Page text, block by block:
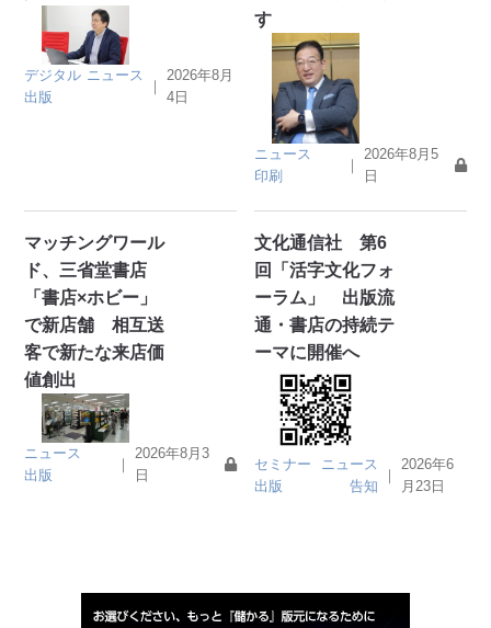
デジタル ニュース
出版
｜
2026年8月
4日
す
ニュース
印刷
｜
2026年8月5
日
マッチングワール
ド、三省堂書店
「書店×ホビー」
で新店舗 相互送
客で新たな来店価
値創出
ニュース
出版
｜
2026年8月3
日
文化通信社 第6
回「活字文化フォ
ーラム」 出版流
通・書店の持続テ
ーマに開催へ
セミナー
ニュース
出版
告知
｜
2026年6
月23日